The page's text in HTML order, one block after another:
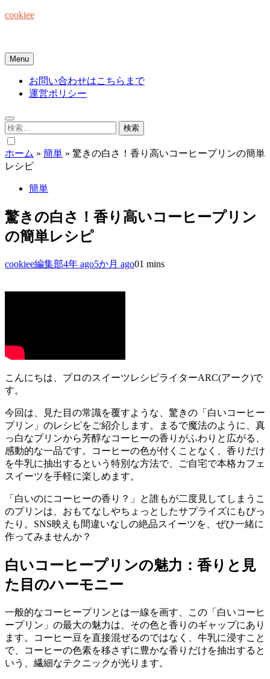
Skip
cookiee
Menu
お問い合わせはこちらまで
運営ポリシー
検
索:
ホーム » 簡単 » 驚きの白さ！香り高いコーヒープリンの簡単
レシピ
簡単
驚きの白さ！香り高いコーヒープリン
の簡単レシピ
cookiee編集部4年 ago5か月 ago01 mins
こんにちは、プロのスイーツレシピライターARC(アーク)で
す。
今回は、見た目の常識を覆すような、驚きの「白いコーヒー
プリン」のレシピをご紹介します。まるで魔法のように、真
っ白なプリンから芳醇なコーヒーの香りがふわりと広がる、
感動的な一品です。コーヒーの色が付くことなく、香りだけ
を牛乳に抽出するという特別な方法で、ご自宅で本格カフェ
スイーツを手軽に楽しめます。
「白いのにコーヒーの香り？」と誰もが二度見してしまうこ
のプリンは、おもてなしやちょっとしたサプライズにもぴっ
たり。SNS映えも間違いなしの絶品スイーツを、ぜひ一緒に
作ってみませんか？
白いコーヒープリンの魅力：香りと見
た目のハーモニー
一般的なコーヒープリンとは一線を画す、この「白いコーヒ
ープリン」の最大の魅力は、その色と香りのギャップにあり
ます。コーヒー豆を直接混ぜるのではなく、牛乳に浸すこと
で、コーヒーの色素を移さずに豊かな香りだけを抽出すると
いう、繊細なテクニックが光ります。